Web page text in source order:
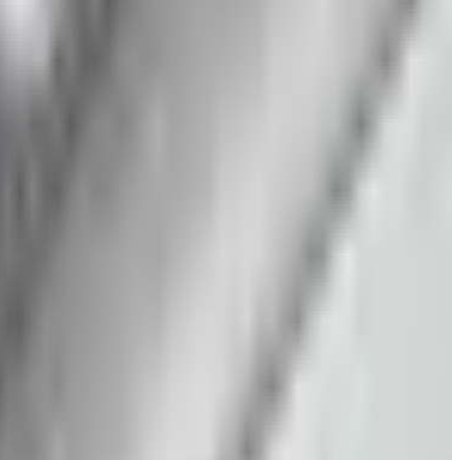
Промышленное, уличное и офисное освещение.